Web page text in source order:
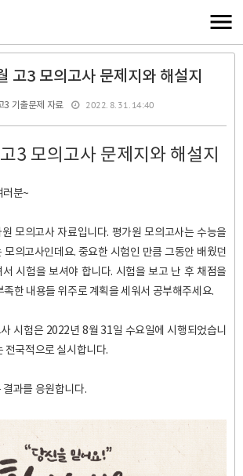
고3 모의고사 문제지와 해설지
3 기출문제 자료 2022. 8. 31. 14:40
3 모의고사 문제지와 해설지
러분~
모의고사 자료입니다. 평가원 모의고사는 수능을
모의고사인데요. 중요한 시험인 만큼 그동안 배웠던
시험을 보셔야 합니다. 시험을 보고 난 후 채점을
한 내용들 위주로 계획을 세워서 공부해주세요.
시험은 2022년 8월 31일 수요일에 시행되었습니
전국적으로 실시합니다.
과를 응원합니다.